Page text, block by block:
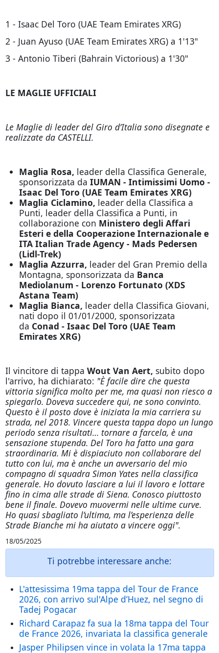
1 - Isaac Del Toro (UAE Team Emirates XRG)
2 - Juan Ayuso (UAE Team Emirates XRG) a 1'13"
3 - Antonio Tiberi (Bahrain Victorious) a 1'30"
LE MAGLIE UFFICIALI
Le Maglie di leader del Giro d’Italia sono disegnate e
realizzate da CASTELLI.
Maglia Rosa, leader della Classifica Generale,
sponsorizzata da IUMAN - Intimissimi Uomo -
Isaac Del Toro (UAE Team Emirates XRG)
Maglia Ciclamino, leader della Classifica a
Punti, leader della Classifica a Punti, in
collaborazione con Ministero degli Affari
Esteri e della Cooperazione Internazionale e
ITA Italian Trade Agency - Mads Pedersen
(Lidl-Trek)
Maglia Azzurra, leader del Gran Premio della
Montagna, sponsorizzata da Banca
Mediolanum - Lorenzo Fortunato (XDS
Astana Team)
Maglia Bianca, leader della Classifica Giovani,
nati dopo il 01/01/2000, sponsorizzata
da Conad - Isaac Del Toro (UAE Team
Emirates XRG)
Il vincitore di tappa Wout Van Aert, subito dopo
l'arrivo, ha dichiarato: "È facile dire che questa
vittoria significa molto per me, ma quasi non riesco a
spiegarlo. Doveva succedere qui, ne sono convinto.
Questo è il posto dove è iniziata la mia carriera su
strada, nel 2018. Vincere questa tappa dopo un lungo
periodo senza risultati… tornare a farcela, è una
sensazione stupenda. Del Toro ha fatto una gara
straordinaria. Mi è dispiaciuto non collaborare del
tutto con lui, ma è anche un avversario del mio
compagno di squadra Simon Yates nella classifica
generale. Ho dovuto lasciare a lui il lavoro e lottare
fino in cima alle strade di Siena. Conosco piuttosto
bene il finale. Dovevo muovermi nelle ultime curve.
Ho quasi sbagliato l’ultima, ma l’esperienza delle
Strade Bianche mi ha aiutato a vincere oggi".
18/05/2025
Ti potrebbe interessare anche:
L'attesissima 19ma tappa del Tour de France
2026, con arrivo sul'Alpe d’Huez, nel segno di
Tadej Pogacar
Richard Carapaz fa sua la 18ma tappa del Tour
de France 2026, invariata la classifica generale
Jasper Philipsen vince in volata la 17ma tappa